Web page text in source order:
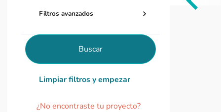
Item
Filtros avanzados
Buscar
Limpiar filtros y empezar de nuevo
¿No encontraste tu proyecto?